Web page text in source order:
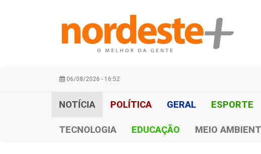
06/08/2026 - 16:52
NOTÍCIA POLÍTICA GERAL ESPORTE
TECNOLOGIA EDUCAÇÃO MEIO